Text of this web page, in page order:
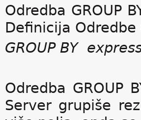
Odredba GROUP
Definicija Odredbe
GROUP BY
Odredba GROUP
Server grupiše